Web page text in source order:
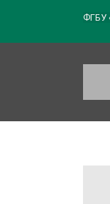
ФГБУ